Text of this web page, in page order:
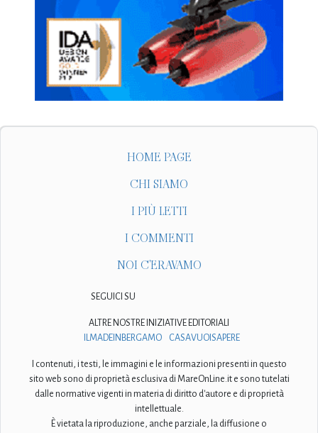
HOME PAGE
CHI SIAMO
I PIÙ LETTI
I COMMENTI
NOI C'ERAVAMO
SEGUICI SU
ALTRE NOSTRE INIZIATIVE EDITORIALI
ILMADEINBERGAMO
CASAVUOISAPERE
I contenuti, i testi, le immagini e le informazioni presenti in questo
sito web sono di proprietà esclusiva di MareOnLine.it e sono tutelati
dalle normative vigenti in materia di diritto d'autore e di proprietà
intellettuale.
È vietata la riproduzione, anche parziale, la diffusione o